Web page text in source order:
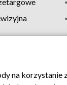
Polityka
na